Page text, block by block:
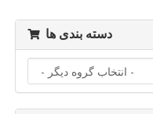
دسته بندی ها